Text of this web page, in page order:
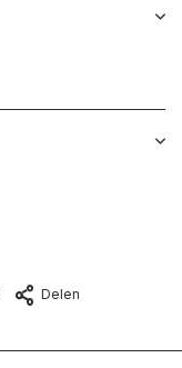
Delen